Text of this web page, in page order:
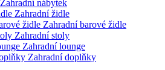
Zahradní nábytek
Zahradní židle
Zahradní barové židle
Zahradní stoly
Zahradní lounge
Zahradní doplňky